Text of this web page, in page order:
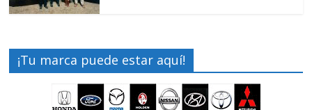
¡Tu marca puede estar aquí!